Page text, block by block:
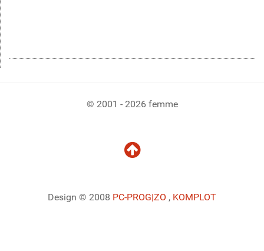
© 2001 - 2026 femme
Design © 2008 PC-PROG|ZO , KOMPLOT